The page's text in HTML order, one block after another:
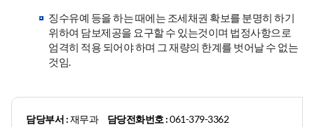
징수유예 등을 하는 때에는 조세채권 확보를 분명히 하기
위하여 담보제공을 요구할 수 있는것이며 법정사항으로
엄격히 적용 되어야 하며 그 재량의 한계를 벗어날 수 없는
것임.
담당부서 :재무과 담당전화번호 :061-379-3362